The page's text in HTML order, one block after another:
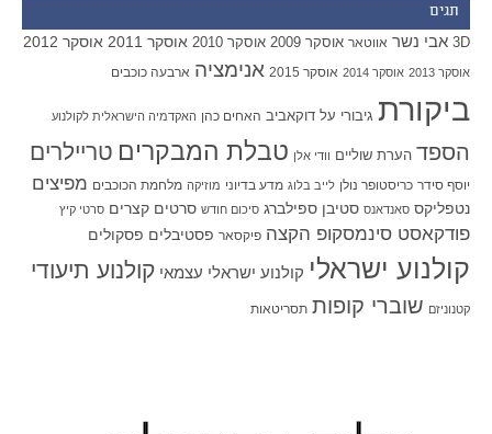
תגים
3D אבי נשר אווטאר אוסקר 2009 אוסקר 2010 אוסקר 2011 אוסקר 2012
אוסקר 2013 אוסקר 2014 אוסקר 2015 אנימציה ארבעה כוכבים
ביקורת גיבורי על דוקאביב האחים כהן האקדמיה הישראלית לקולנוע
הספד הערת שוליים וודי אלן טבלת המבקרים טריילרים
יוסף סידר כריסטופר נולן לייב בלוג מדע בדיוני מוזיקה מלחמת הכוכבים מפיצים
נטפליקס סאנדאנס סטיבן ספילברג סיכום חודש סרטים קצרים סרטי קיץ
פודקאסט סינמסקופ הקצה פיקסאר פסטיבלים פסקולים
קולנוע ישראלי קולנוע ישראלי עצמאי קולנוע תיעודי
קטנוניזם שוברי קופות תסריטאות